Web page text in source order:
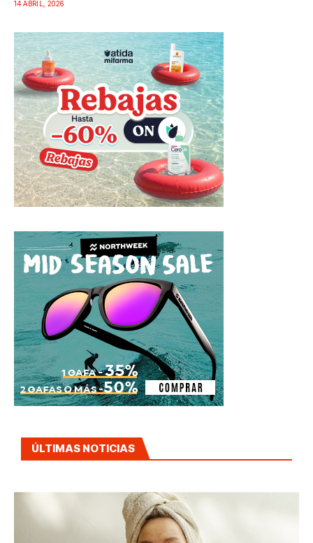
14 ABRIL, 2026
ÚLTIMAS NOTICIAS